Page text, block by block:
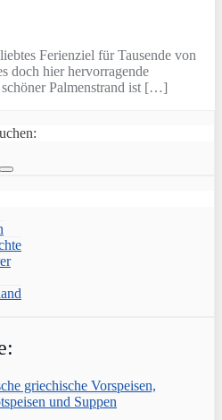
Ferienziel für Tausende von
doch hier hervorragende
schöner Palmenstrand ist […]
griechische Vorspeisen,
und Suppen